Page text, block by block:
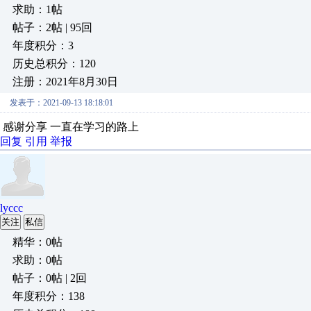
求助：1帖
帖子：2帖 | 95回
年度积分：3
历史总积分：120
注册：2021年8月30日
发表于：2021-09-13 18:18:01
感谢分享 一直在学习的路上
回复 引用 举报
lyccc
关注 私信
精华：0帖
求助：0帖
帖子：0帖 | 2回
年度积分：138